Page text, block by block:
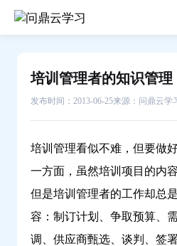
培训管理者的知识管理
发布时间：2013-06-25来源：问鼎云学
培训管理看似不难，但要做
一方面，虽然培训项目的内
但是培训管理者的工作却总
容：制订计划、争取预算、
调、供应商甄选、谈判、签